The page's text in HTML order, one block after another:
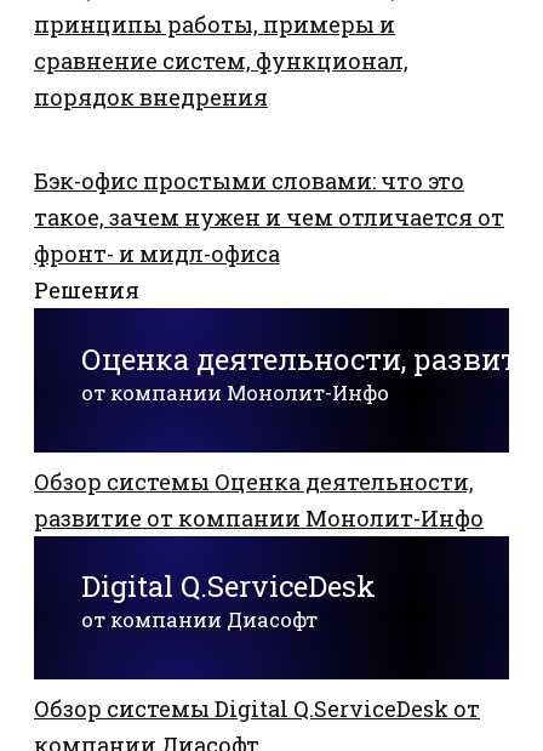
принципы работы, примеры и
сравнение систем, функционал,
порядок внедрения
Бэк-офис простыми словами: что это
такое, зачем нужен и чем отличается от
фронт- и мидл-офиса
Решения
Оценка деятельности,
от компании Монолит-Инфо
Обзор системы Оценка деятельности,
развитие от компании Монолит-Инфо
Digital Q.ServiceDesk
от компании Диасофт
Обзор системы Digital Q.ServiceDesk от